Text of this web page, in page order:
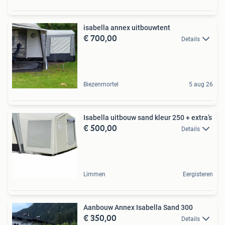
isabella annex uitbouwtent
€ 700,00 Details
Biezenmortel 5 aug 26
Isabella uitbouw sand kleur 250 + extra’s
€ 500,00 Details
Limmen Eergisteren
Aanbouw Annex Isabella Sand 300
€ 350,00 Details